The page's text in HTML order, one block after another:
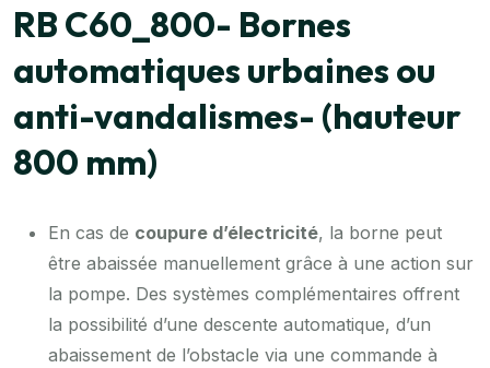
RB C60_800- Bornes
automatiques urbaines ou
anti-vandalismes- (hauteur
800 mm)
En cas de coupure d’électricité, la borne peut
être abaissée manuellement grâce à une action sur
la pompe. Des systèmes complémentaires offrent
la possibilité d’une descente automatique, d’un
abaissement de l’obstacle via une commande à